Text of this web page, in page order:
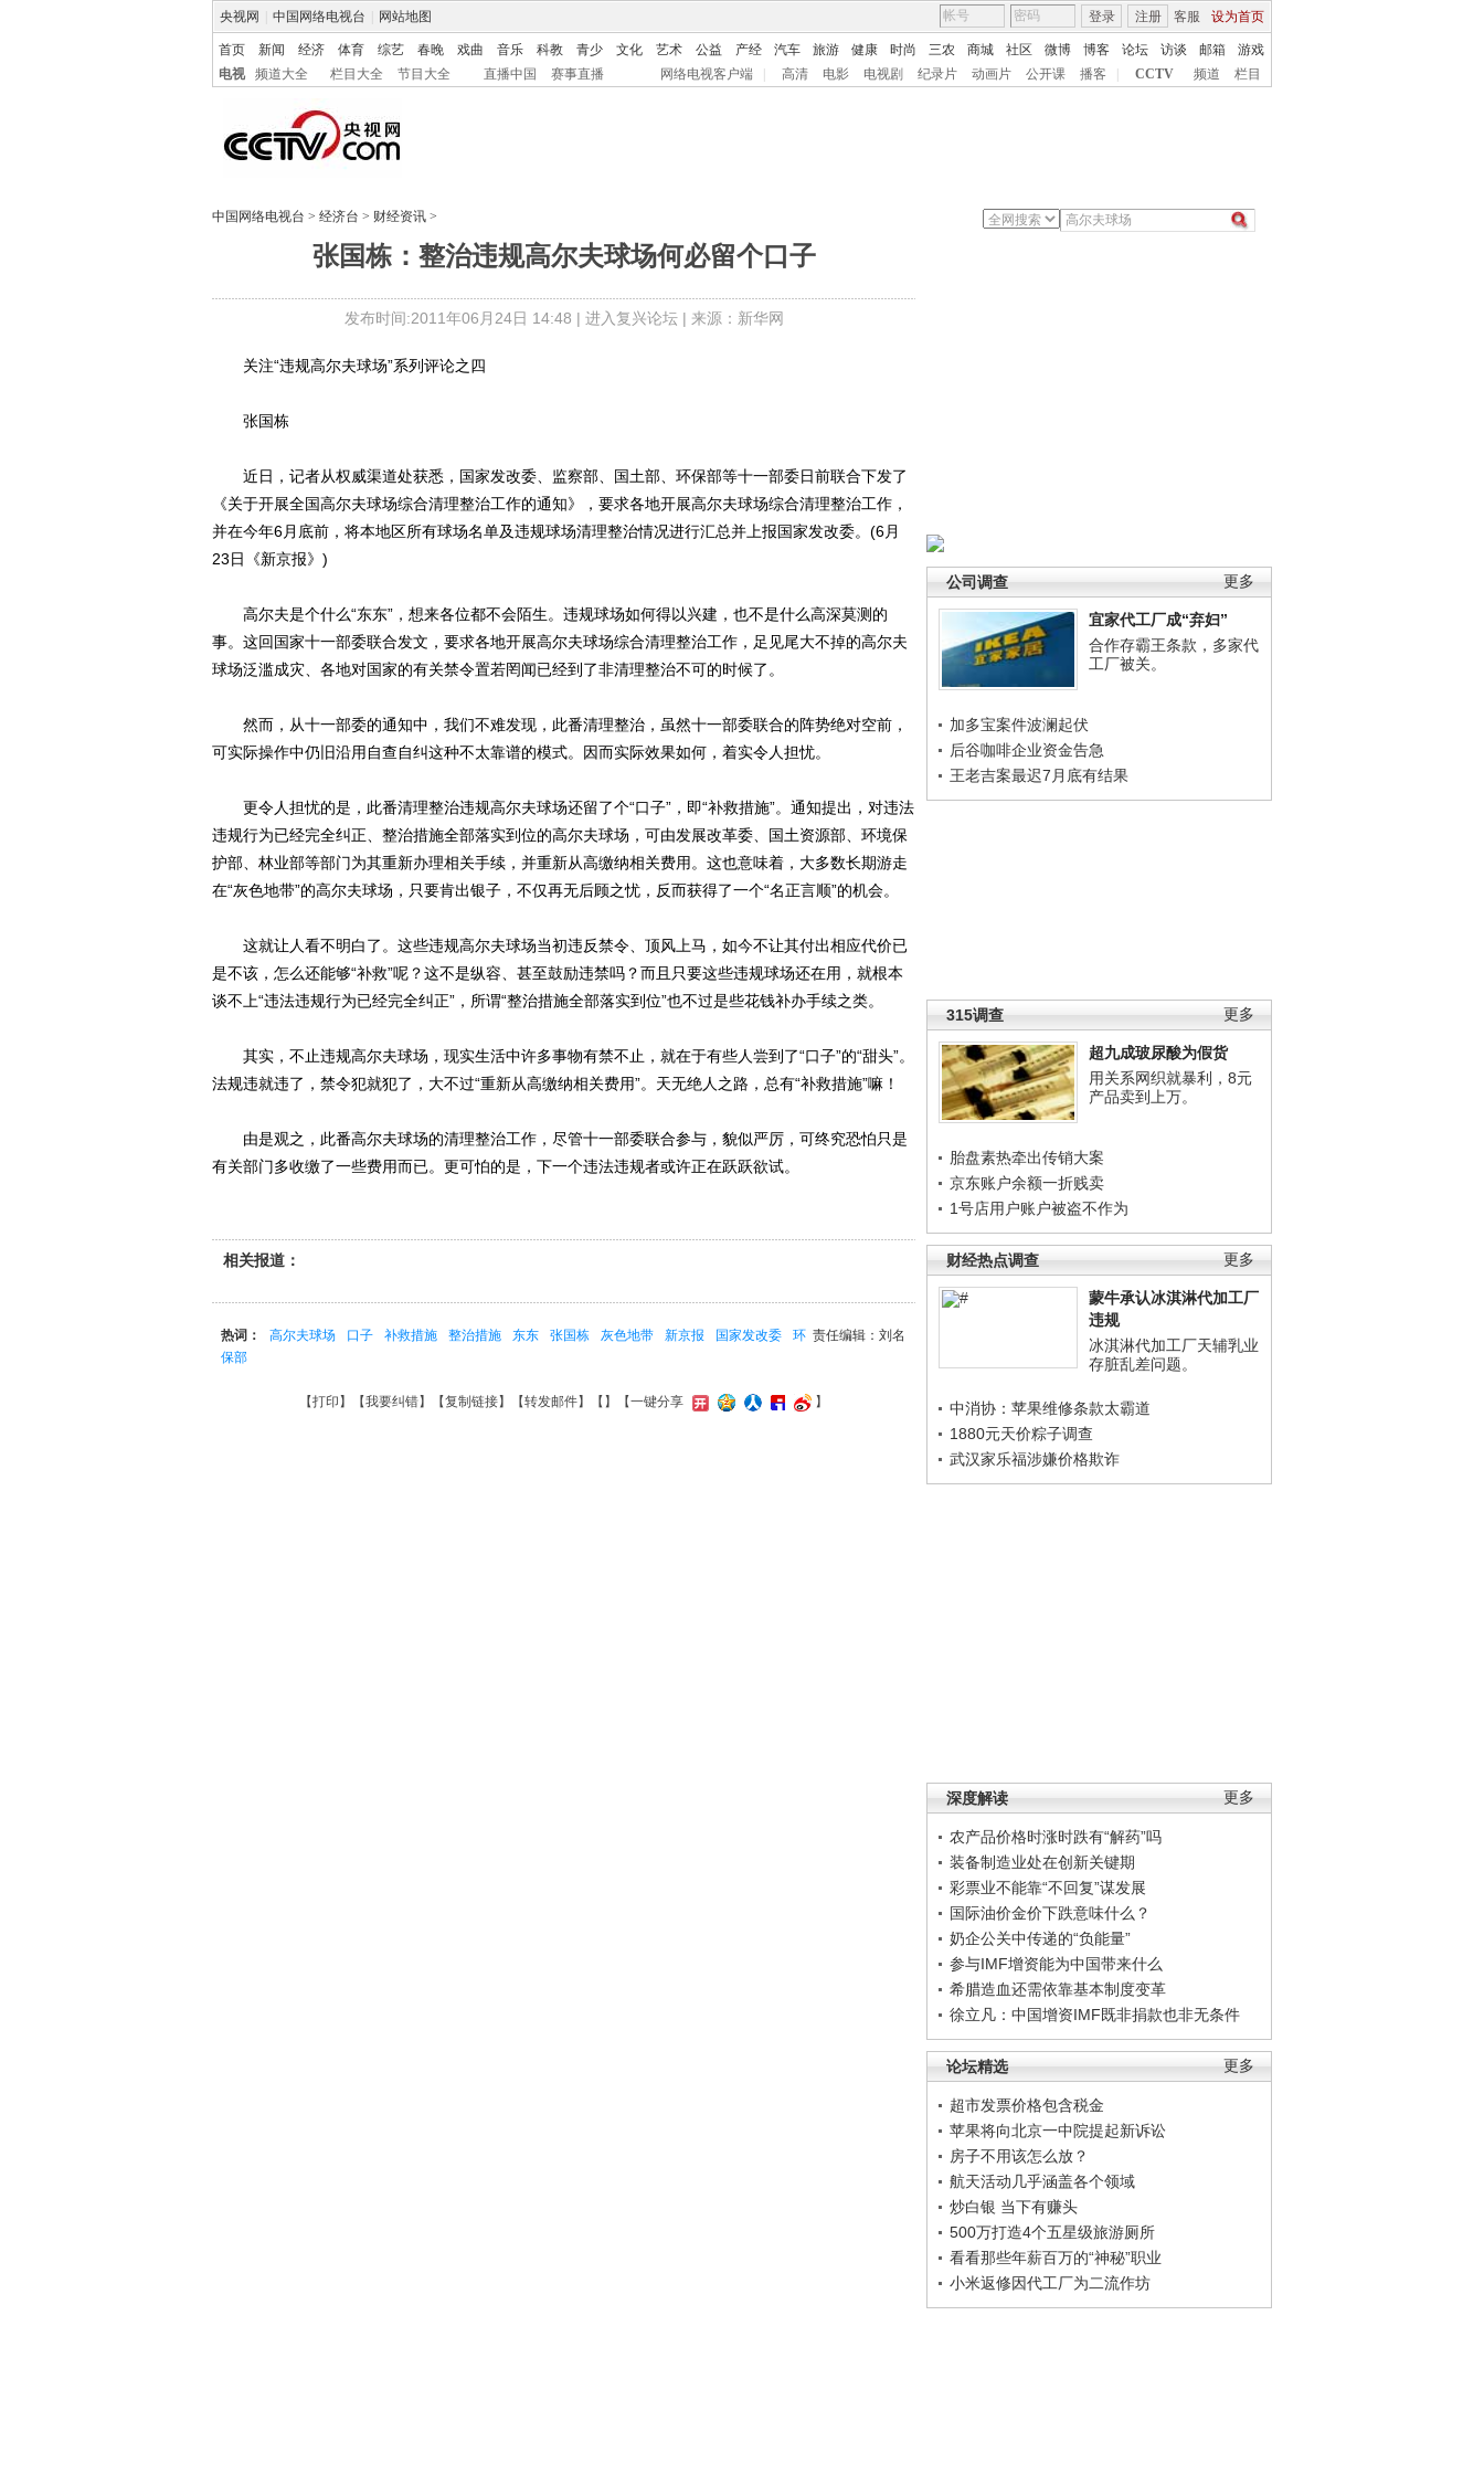
央视网 中国网络电视台 网站地图 客服 设为首页
登录 注册
首页 新闻 经济 体育 综艺 春晚 戏曲 音乐 科教 青少 文化 艺术 公益 产经 汽车 旅游 健康 时尚 三农 商城 社区 微博 博客 论坛 访谈 邮箱
游戏
电视
频道大全 栏目大全 节目大全 直播中国 赛事直播 网络电视客户端 高清 电影 电视剧 纪录片 动画片 公开课 播客 CCTV 频道 栏目
中国网络电视台 > 经济台 > 财经资讯 >
张国栋：整治违规高尔夫球场何必留个口子
发布时间:2011年06月24日 14:48 | 进入复兴论坛| 来源：新华网
更多
公司调查
宜家代工厂成“弃妇”
合作存霸王条款，多家代
工厂被关。
加多宝案件波澜起伏
后谷咖啡企业资金告急
王老吉案最迟7月底有结果
更多
315调查
超九成玻尿酸为假货
用关系网织就暴利，8元
产品卖到上万。
胎盘素热牵出传销大案
京东账户余额一折贱卖
1号店用户账户被盗不作为
更多
财经热点调查
蒙牛承认冰淇淋代加工厂
违规
冰淇淋代加工厂天辅乳业
存脏乱差问题。
中消协：苹果维修条款太霸道
1880元天价粽子调查
武汉家乐福涉嫌价格欺诈
更多
深度解读
农产品价格时涨时跌有“解药”吗
装备制造业处在创新关键期
彩票业不能靠“不回复”谋发展
国际油价金价下跌意味什么？
奶企公关中传递的“负能量”
参与IMF增资能为中国带来什么
希腊造血还需依靠基本制度变革
徐立凡：中国增资IMF既非捐款也非无条件
更多
论坛精选
超市发票价格包含税金
苹果将向北京一中院提起新诉讼
房子不用该怎么放？
航天活动几乎涵盖各个领域
炒白银 当下有赚头
500万打造4个五星级旅游厕所
看看那些年薪百万的“神秘”职业
小米返修因代工厂为二流作坊
关注“违规高尔夫球场”系列评论之四
张国栋
近日，记者从权威渠道处获悉，国家发改委、监察部、国土部、环保部等十一部委日前联合下发了
《关于开展全国高尔夫球场综合清理整治工作的通知》，要求各地开展高尔夫球场综合清理整治工作，
并在今年6月底前，将本地区所有球场名单及违规球场清理整治情况进行汇总并上报国家发改委。(6月
23日《新京报》)
高尔夫是个什么“东东”，想来各位都不会陌生。违规球场如何得以兴建，也不是什么高深莫测的
事。这回国家十一部委联合发文，要求各地开展高尔夫球场综合清理整治工作，足见尾大不掉的高尔夫
球场泛滥成灾、各地对国家的有关禁令置若罔闻已经到了非清理整治不可的时候了。
然而，从十一部委的通知中，我们不难发现，此番清理整治，虽然十一部委联合的阵势绝对空前，
可实际操作中仍旧沿用自查自纠这种不太靠谱的模式。因而实际效果如何，着实令人担忧。
更令人担忧的是，此番清理整治违规高尔夫球场还留了个“口子”，即“补救措施”。通知提出，对违法
违规行为已经完全纠正、整治措施全部落实到位的高尔夫球场，可由发展改革委、国土资源部、环境保
护部、林业部等部门为其重新办理相关手续，并重新从高缴纳相关费用。这也意味着，大多数长期游走
在“灰色地带”的高尔夫球场，只要肯出银子，不仅再无后顾之忧，反而获得了一个“名正言顺”的机会。
这就让人看不明白了。这些违规高尔夫球场当初违反禁令、顶风上马，如今不让其付出相应代价已
是不该，怎么还能够“补救”呢？这不是纵容、甚至鼓励违禁吗？而且只要这些违规球场还在用，就根本
谈不上“违法违规行为已经完全纠正”，所谓“整治措施全部落实到位”也不过是些花钱补办手续之类。
其实，不止违规高尔夫球场，现实生活中许多事物有禁不止，就在于有些人尝到了“口子”的“甜头”。
法规违就违了，禁令犯就犯了，大不过“重新从高缴纳相关费用”。天无绝人之路，总有“补救措施”嘛！
由是观之，此番高尔夫球场的清理整治工作，尽管十一部委联合参与，貌似严厉，可终究恐怕只是
有关部门多收缴了一些费用而已。更可怕的是，下一个违法违规者或许正在跃跃欲试。
相关报道：
责任编辑：刘名
热词： 高尔夫球场 口子 补救措施 整治措施 东东 张国栋 灰色地带 新京报 国家发改委
环
保部
【打印 】【我要纠错】【复制链接】【转发邮件】【 】 【一键分享 】